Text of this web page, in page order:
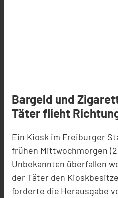
Bargeld und
Täter flieht
Ein Kiosk im Freiburger
frühen Mittwochmorgen
Unbekannten überfallen
der Täter den
forderte die Herausgabe